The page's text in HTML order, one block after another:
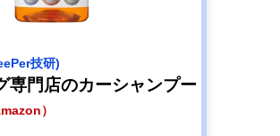
技研)
専門店のカーシャンプー
）